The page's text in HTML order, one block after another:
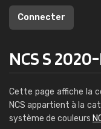
Connecter
NCS S
Cette page affiche la
NCS appartient à la
système de couleurs